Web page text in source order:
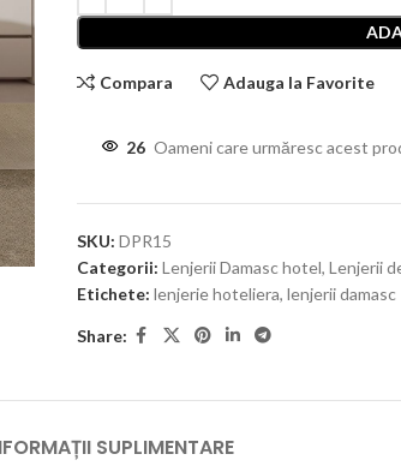
Compara Adauga la Favorite
26 Oameni care urmăresc acest
SKU: DPR15
Categorii: Lenjerii Damasc hotel, Lenjerii
Etichete: lenjerie hoteliera, lenjerii damasc
Share:
SUPLIMENTARE